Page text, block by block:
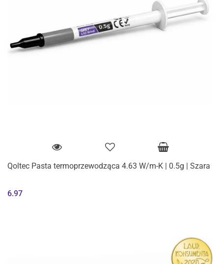
Qoltec Pasta termoprzewodząca 4.63 W/m-K | 0.5g | Szara
6.97